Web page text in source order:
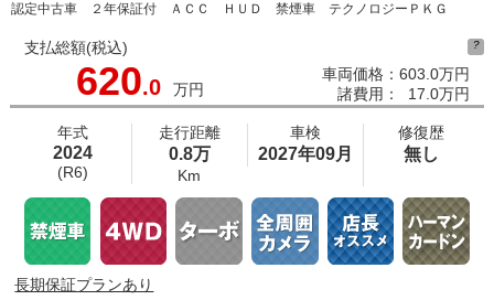
認定中古車 ２年保証付 ＡＣＣ ＨＵＤ 禁煙車 テクノロジーＰＫＧ
支払総額(税込)
620.0 万円
車両価格：
諸費用：
603.0万円
17.0万円
?
年式
2024
(R6)
走行距離
0.8万
Km
車検
2027年09月
修復歴
無し
長期保証プランあり